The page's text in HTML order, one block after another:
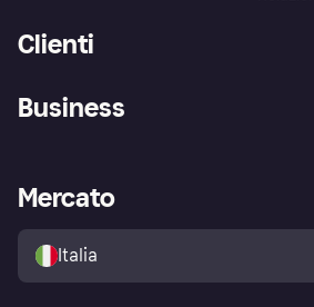
Clienti
Esplora i negozi
Politica di protezione
dell'acquirente Klarna
Business
Accesso aziende
Mercato
Italia